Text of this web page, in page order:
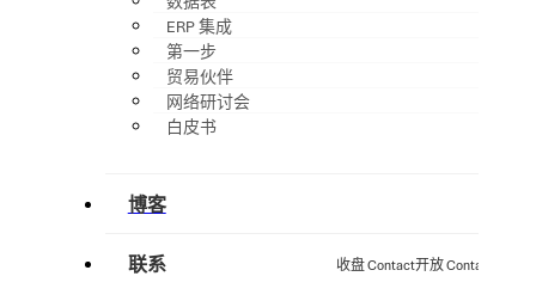
ERP 集成
第一步
贸易伙伴
网络研讨会
白皮书
博客
联系 收盘 Contact开放 Contact